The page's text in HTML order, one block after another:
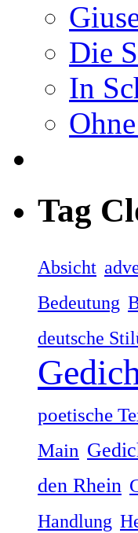
Die
In
Tag
Absicht
Bedeutung
deutsche
poetische
Main
den Rhein
Handlung